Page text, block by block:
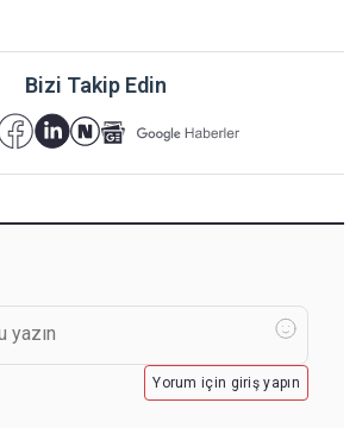
Bizi Takip Edin
Yorum için giriş yapın